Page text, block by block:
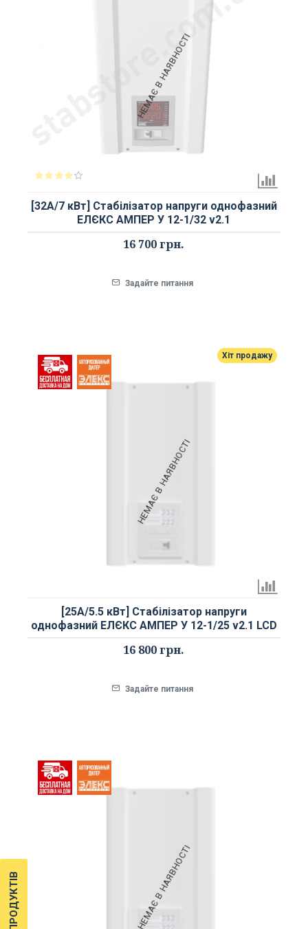
НЕМАЄ В НАЯВНОСТІ
[32А/7 кВт] Стабілізатор напруги однофазний
ЕЛЄКС АМПЕР У 12-1/32 v2.1
16 700 грн.
Задайте питання
Хіт продажу
НЕМАЄ В НАЯВНОСТІ
[25А/5.5 кВт] Стабілізатор напруги
однофазний ЕЛЄКС АМПЕР У 12-1/25 v2.1 LCD
16 800 грн.
Задайте питання
НЕМАЄ В НАЯВНОСТІ